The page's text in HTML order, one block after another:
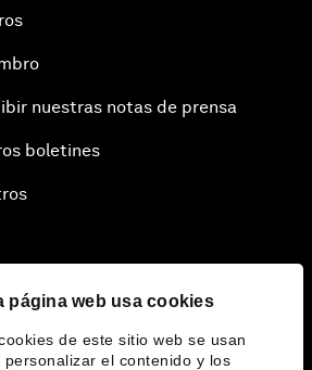
página web usa cookies
de este sitio web se usan
personalizar el contenido y los
nuestras notas de prensa
boletines
Foro